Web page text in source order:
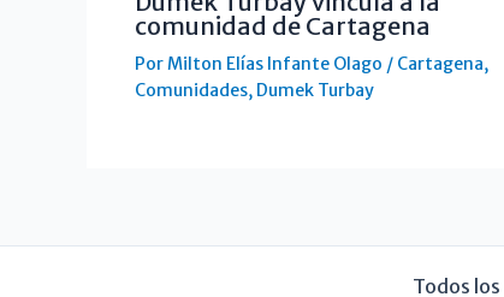
comunidad de Cartagena
PorMilton Elías Infante Olago / Cartagena,
Comunidades, Dumek Turbay
Todos